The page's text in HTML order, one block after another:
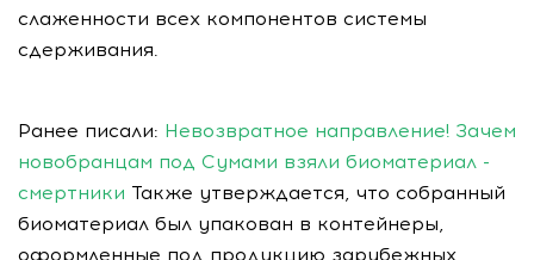
слаженности всех компонентов системы
сдерживания.
Ранее писали: Невозвратное направление! Зачем
новобранцам под Сумами взяли биоматериал -
смертники Также утверждается, что собранный
биоматериал был упакован в контейнеры,
оформленные под продукцию зарубежных